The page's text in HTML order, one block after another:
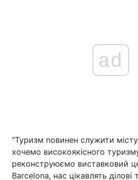
ad
"Туризм повинен служити
хочемо високоякісного
реконструюємо виставковий
Barcelona, нас цікавлять